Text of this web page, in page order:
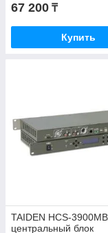
67 200 ₸
Купить
TAIDEN HCS-
центральный блок